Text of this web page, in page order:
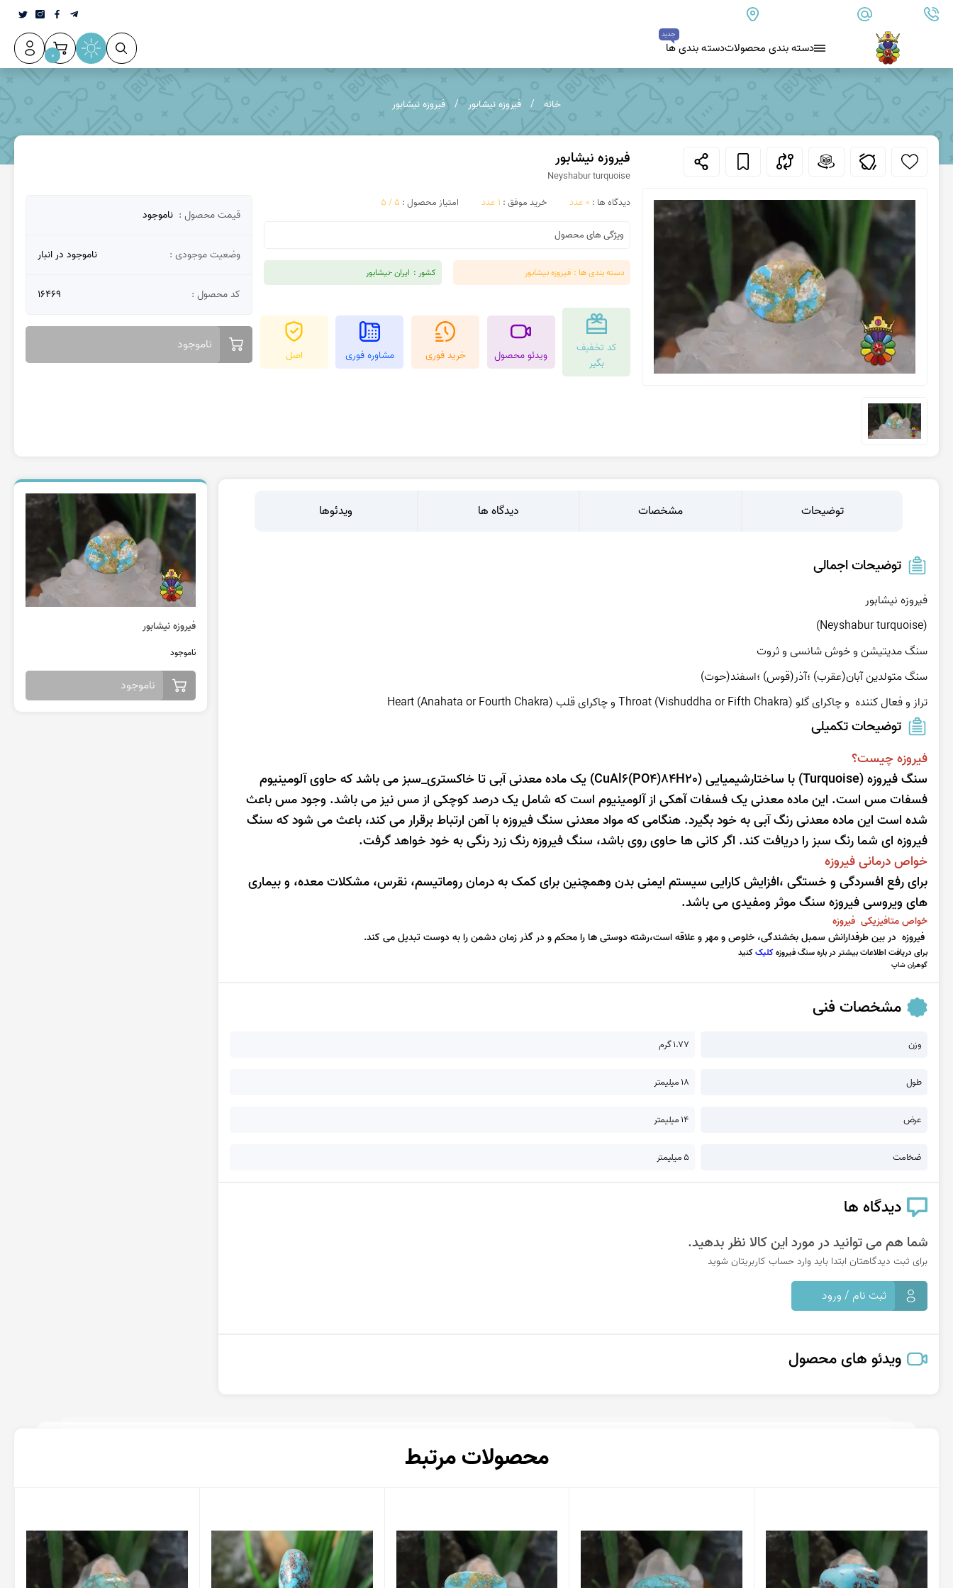
09179890157
info@goharanshop.com
دسته بندی محصولات
عقیق دروزی کلسدونی
عقیق یمن
عقیق یمن سفید
عقیق یمن نباتی
عقیق یمن پرتقالی
عقیق یمن کبود
عقیق یمن بنفش
عقیق زرد
عقیق کارنلین
کرزی لس اگات
استیک اگات
عقیق شجر پاییزی
عقیق بوتسوانا
عقیق اتشین
دسته بندی ها
جدید
0
خانه فیروزه نیشابور فیروزه نیشابور
فیروزه نیشابور
Neyshabur turquoise
دیدگاه ها : 0 عدد خرید موفق : 1 عدد امتیاز محصول : 5 / 5
ویژگی های محصول
دسته بندی ها : فیروزه نیشابور کشور : ایران -نیشابور
کد تخفیف
بگیر
ویدئو محصول خرید فوری مشاوره فوری اصل
قیمت محصول : ناموجود
وضعیت موجودی : ناموجود در انبار
کد محصول : 16469
ناموجود
توضیحات مشخصات دیدگاه ها ویدئوها
توضیحات اجمالی
تراز و فعال کننده  و چاکرای گلو Throat (Vishuddha or Fifth Chakra) و چاکرای قلب Heart (Anahata or Fourth Chakra)
توضیحات تکمیلی
فیروزه چیست؟
سنگ فیروزه (Turquoise) با ساختارشیمیایى (CuAl6(PO4)84H20) یک ماده معدنی آبی تا خاکستری_سبز می باشد که حاوی آلومینیوم
فسفات مس است. این ماده معدنی یک فسفات آهکی از آلومینیوم است که شامل یک درصد کوچکی از مس نیز می باشد. وجود مس باعث
شده است این ماده معدنی رنگ آبی به خود بگیرد. هنگامی که مواد معدنی سنگ فیروزه با آهن ارتباط برقرار می کند، باعث می شود که سنگ
فیروزه ای شما رنگ سبز را دریافت کند. اگر کانی ها حاوی روی باشد، سنگ فیروزه رنگ زرد رنگی به خود خواهد گرفت.
خواص درمانی فیروزه
برای رفع افسردگی و خستگی ،افزایش کارایی سیستم ایمنی بدن وهمچنین برای کمک به درمان روماتیسم، نقرس، مشکلات معده، و بیماری
های ویروسی فیروزه سنگ موثر ومفیدی می باشد.
خواص متافیزیکی فیروزه
فیروزه در بین طرفدارانش سمبل بخشندگی، خلوص و مهر و علاقه است،رشته دوستی ها را محکم و در گذر زمان دشمن را به دوست تبدیل می کند.
برای دریافت اطلاعات بیشتر در باره سنگ فیروزهکلیککنید
گوهران شاپ
مشخصات فنی
وزن 1.77 گرم
طول 18 میلیمتر
عرض 14 میلیمتر
ضخامت 5 میلیمتر
دیدگاه ها
شما هم می توانید در مورد این کالا نظر بدهید.
برای ثبت دیدگاهتان ابتدا باید وارد حساب کاربریتان شوید
ثبت نام / ورود
ویدئو های محصول
فیروزه نیشابور
ناموجود
ناموجود
محصولات مرتبط